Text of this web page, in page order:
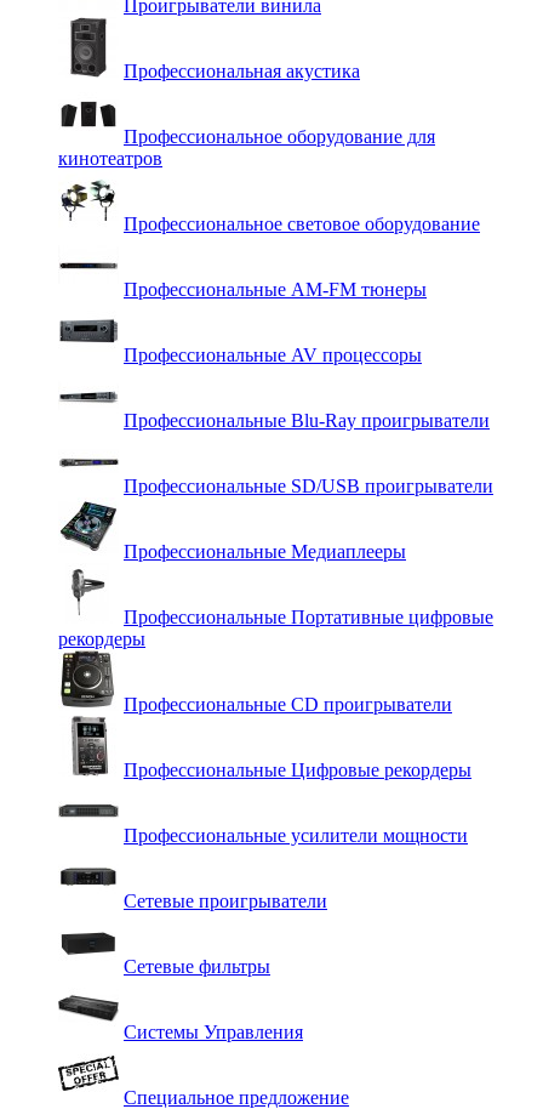
Проигрыватели винила
Профессиональная акустика
Профессиональное оборудование для
кинотеатров
Профессиональное световое оборудование
Профессиональные AM-FM тюнеры
Профессиональные AV процессоры
Профессиональные Blu-Ray проигрыватели
Профессиональные SD/USB проигрыватели
Профессиональные Медиаплееры
Профессиональные Портативные цифровые
рекордеры
Профессиональные СD проигрыватели
Профессиональные Цифровые рекордеры
Профессиональные усилители мощности
Сетевые проигрыватели
Сетевые фильтры
Системы Управления
Специальное предложение